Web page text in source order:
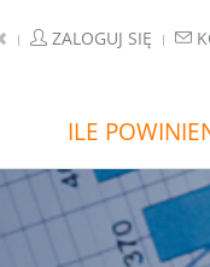
ZALOGUJ SIĘ
ILE